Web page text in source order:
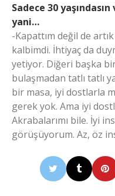
Sadece 30
yani…
-Kapattım değil de
kalbimdi. İhtiyaç da
yetiyor. Diğeri başka
bulaşmadan tatlı tatlı
bir masa, iyi dostlarla
gerek yok. Ama iyi
Akrabalarımı bile. İyi
görüşüyorum. Az, öz